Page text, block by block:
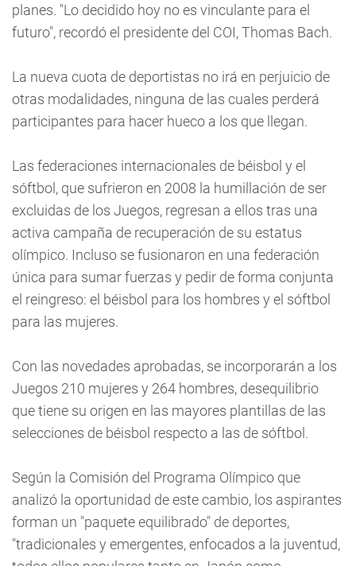
planes. "Lo decidido hoy no es vinculante para el
futuro", recordó el presidente del COI, Thomas Bach.
La nueva cuota de deportistas no irá en perjuicio de
otras modalidades, ninguna de las cuales perderá
participantes para hacer hueco a los que llegan.
Las federaciones internacionales de béisbol y el
sóftbol, que sufrieron en 2008 la humillación de ser
excluidas de los Juegos, regresan a ellos tras una
activa campaña de recuperación de su estatus
olímpico. Incluso se fusionaron en una federación
única para sumar fuerzas y pedir de forma conjunta
el reingreso: el béisbol para los hombres y el sóftbol
para las mujeres.
Con las novedades aprobadas, se incorporarán a los
Juegos 210 mujeres y 264 hombres, desequilibrio
que tiene su origen en las mayores plantillas de las
selecciones de béisbol respecto a las de sóftbol.
Según la Comisión del Programa Olímpico que
analizó la oportunidad de este cambio, los aspirantes
forman un "paquete equilibrado" de deportes,
"tradicionales y emergentes, enfocados a la juventud,